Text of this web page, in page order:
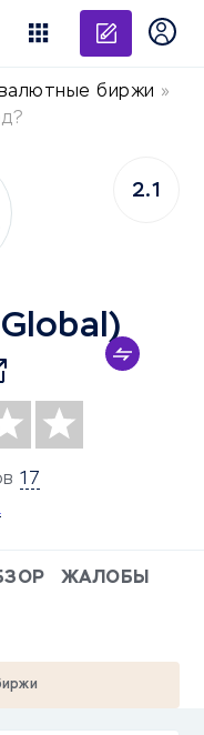
биржи »
17
2.1
ЖАЛОБЫ